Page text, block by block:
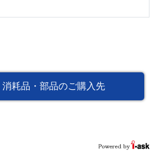
消耗品・部品のご購入先